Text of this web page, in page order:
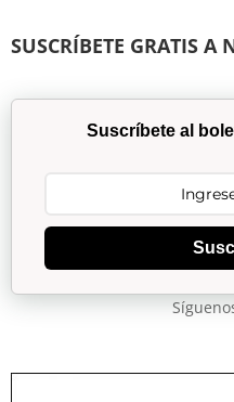
SUSCRÍBETE GRATIS A
Suscríbete al